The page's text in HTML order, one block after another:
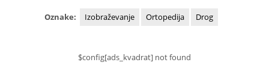
Oznake: Izobraževanje Ortopedija Drog
$config[ads_kvadrat] not found